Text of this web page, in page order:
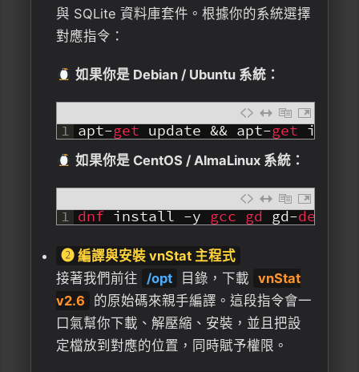
與 SQLite 資料庫套件。根據你的系統選擇
對應指令：
如果你是 Debian / Ubuntu 系統：
1 apt-get update && apt-get
如果你是 CentOS / AlmaLinux 系統：
1 dnf install -y gcc gd gd-devel
❷ 編譯與安裝 vnStat 主程式
接著我們前往
/opt 目錄，下載
vnStat
v2.6
的原始碼來親手編譯。這段指令會一
口氣幫你下載、解壓縮、安裝，並且把設
定檔放到對應的位置，同時賦予權限。